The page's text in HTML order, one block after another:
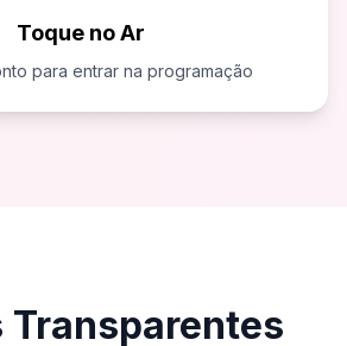
Toque no Ar
para entrar na programação
Transparentes